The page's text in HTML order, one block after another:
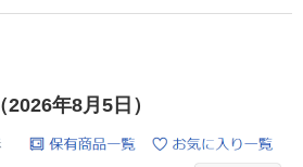
年8月5日）